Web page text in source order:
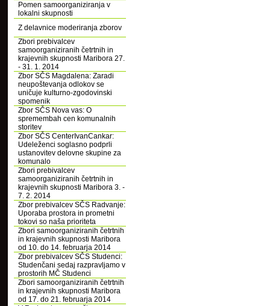
Pomen samoorganiziranja v
lokalni skupnosti
Z delavnice moderiranja zborov
Zbori prebivalcev
samoorganiziranih četrtnih in
krajevnih skupnosti Maribora 27.
- 31. 1. 2014
Zbor SČS Magdalena: Zaradi
neupoštevanja odlokov se
uničuje kulturno-zgodovinski
spomenik
Zbor SČS Nova vas: O
spremembah cen komunalnih
storitev
Zbor SČS CenterIvanCankar:
Udeleženci soglasno podprli
ustanovitev delovne skupine za
komunalo
Zbori prebivalcev
samoorganiziranih četrtnih in
krajevnih skupnosti Maribora 3. -
7. 2. 2014
Zbor prebivalcev SČS Radvanje:
Uporaba prostora in prometni
tokovi so naša prioriteta
Zbori samoorganiziranih četrtnih
in krajevnih skupnosti Maribora
od 10. do 14. februarja 2014
Zbor prebivalcev SČS Studenci:
Studenčani sedaj razpravljamo v
prostorih MČ Studenci
Zbori samoorganiziranih četrtnih
in krajevnih skupnosti Maribora
od 17. do 21. februarja 2014